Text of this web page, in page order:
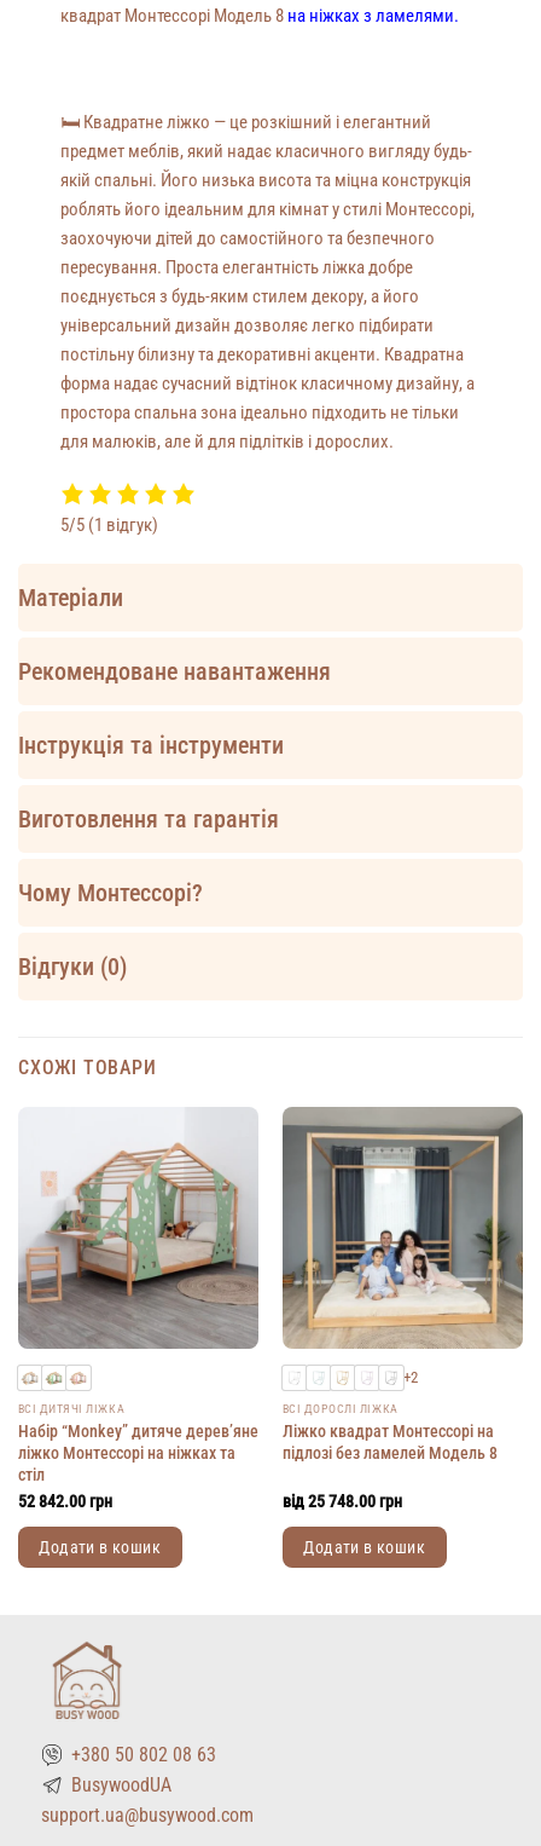
квадрат Монтессорі Модель 8 на ніжках з ламелями.
🛏 Квадратне ліжко — це розкішний і елегантний
предмет меблів, який надає класичного вигляду будь-
якій спальні. Його низька висота та міцна конструкція
роблять його ідеальним для кімнат у стилі Монтессорі,
заохочуючи дітей до самостійного та безпечного
пересування. Проста елегантність ліжка добре
поєднується з будь-яким стилем декору, а його
універсальний дизайн дозволяє легко підбирати
постільну білизну та декоративні акценти. Квадратна
форма надає сучасний відтінок класичному дизайну, а
простора спальна зона ідеально підходить не тільки
для малюків, але й для підлітків і дорослих.
5/5 (1 відгук)
Матеріали
Рекомендоване навантаження
Інструкція та інструменти
Виготовлення та гарантія
Чому Монтессорі?
Відгуки (0)
СХОЖІ ТОВАРИ
ВСІ ДИТЯЧІ ЛІЖКА
Набір “Monkey” дитяче дерев’яне
ліжко Монтессорі на ніжках та
стіл
52 842.00грн
Додати в кошик
кілька
варіантів.
Параметри
вибрати
сторінці
+2
ВСІ ДОРОСЛІ ЛІЖКА
Ліжко квадрат Монтессорі на
підлозі без ламелей Модель 8
від25 748.00грн
Додати в кошик
+380 50 802 08 63
BusywoodUA
support.ua@busywood.com